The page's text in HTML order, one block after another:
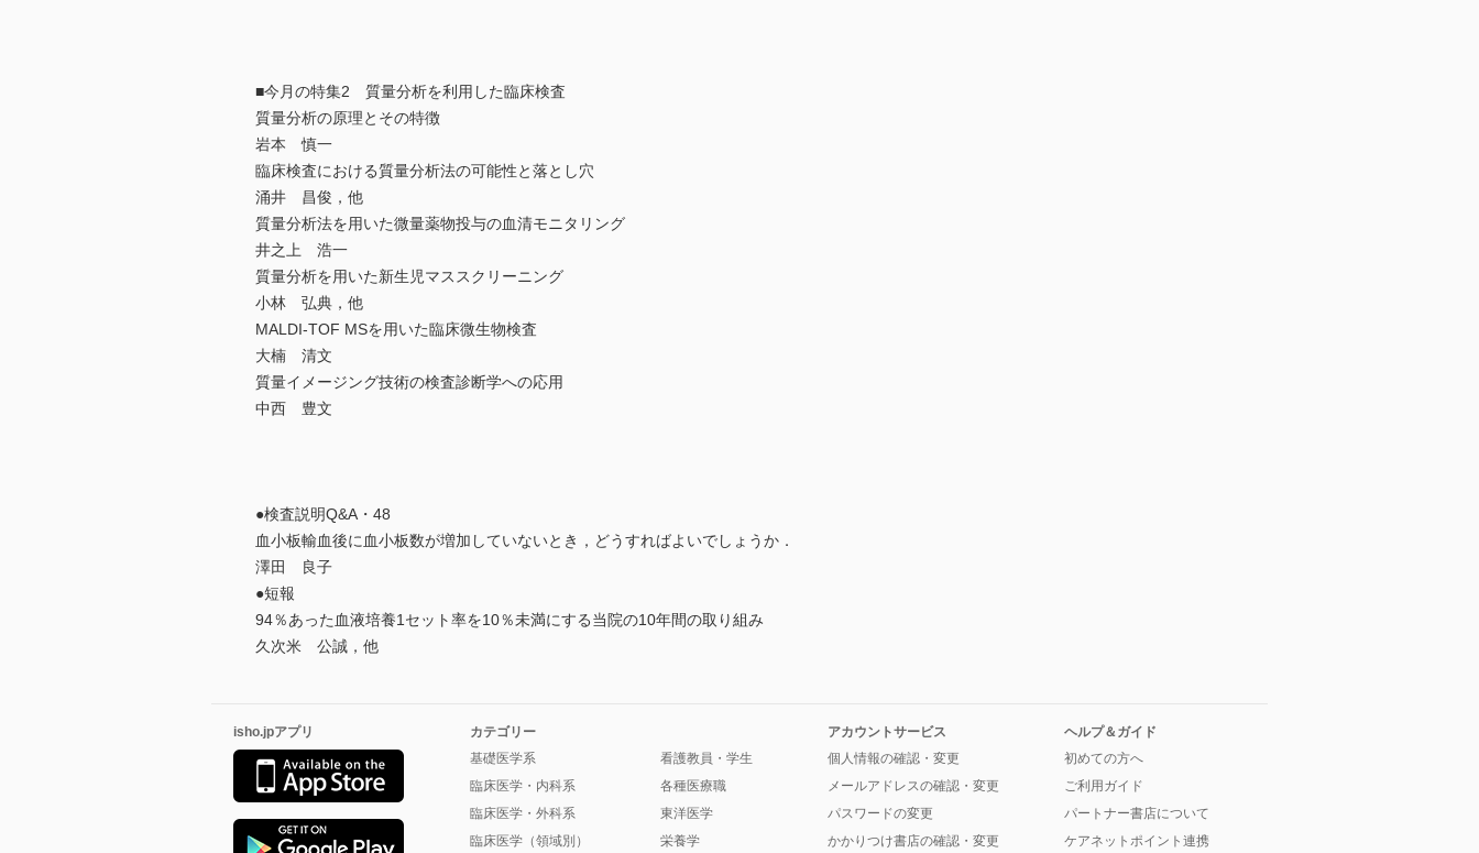
■今月の特集2 質量分析を利用した臨床検査
質量分析の原理とその特徴
岩本 慎一
臨床検査における質量分析法の可能性と落とし穴
涌井 昌俊，他
質量分析法を用いた微量薬物投与の血清モニタリング
井之上 浩一
質量分析を用いた新生児マススクリーニング
小林 弘典，他
MALDI-TOF MSを用いた臨床微生物検査
大楠 清文
質量イメージング技術の検査診断学への応用
中西 豊文
●検査説明Q&A・48
血小板輸血後に血小板数が増加していないとき，どうすればよいでしょうか．
澤田 良子
●短報
94％あった血液培養1セット率を10％未満にする当院の10年間の取り組み
久次米 公誠，他
isho.jpアプリ
カテゴリー
基礎医学系
臨床医学・内科系
臨床医学・外科系
臨床医学（領域別）
看護教員・学生
各種医療職
東洋医学
栄養学
アカウントサービス
個人情報の確認・変更
メールアドレスの確認・変更
パスワードの変更
かかりつけ書店の確認・変更
ヘルプ＆ガイド
初めての方へ
ご利用ガイド
パートナー書店について
ケアネットポイント連携